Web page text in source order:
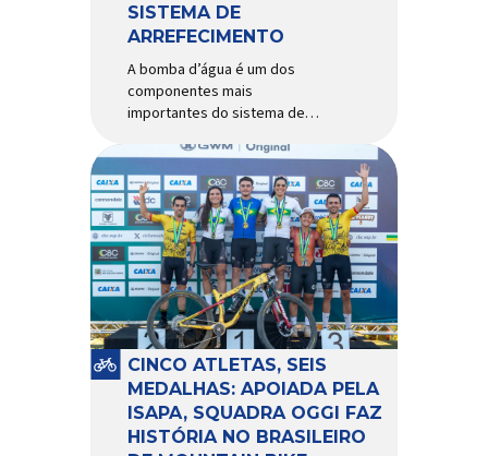
SISTEMA DE
ARREFECIMENTO
A bomba d’água é um dos
componentes mais
importantes do sistema de
garantir a circulação contínua
do líquido de arrefecimento
entre motor, radiador e demais
componentes do sistema,
controlando a temperatura de
operação e evitando
superaquecimentos. Por
trabalhar constantemente
enquanto o motor está em
funcionamento, a bomba
d’água exige não apenas […]
CINCO ATLETAS, SEIS
MEDALHAS: APOIADA PELA
ISAPA, SQUADRA OGGI FAZ
HISTÓRIA NO BRASILEIRO